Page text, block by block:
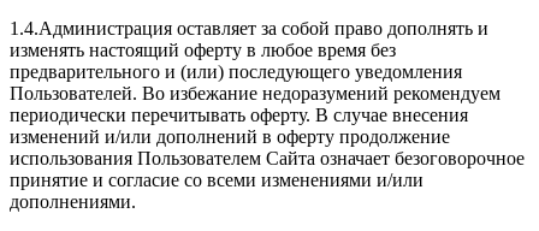
1.4.Администрация оставляет за собой право дополнять и
изменять настоящий оферту в любое время без
предварительного и (или) последующего уведомления
Пользователей. Во избежание недоразумений рекомендуем
периодически перечитывать оферту. В случае внесения
изменений и/или дополнений в оферту продолжение
использования Пользователем Сайта означает безоговорочное
принятие и согласие со всеми изменениями и/или
дополнениями.